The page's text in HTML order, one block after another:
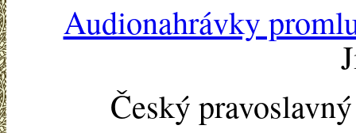
Audionahrávky
Český